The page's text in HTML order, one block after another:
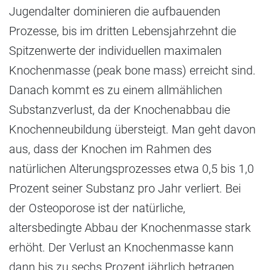
Jugendalter dominieren die aufbauenden
Prozesse, bis im dritten Lebensjahrzehnt die
Spitzenwerte der individuellen maximalen
Knochenmasse (peak bone mass) erreicht sind.
Danach kommt es zu einem allmählichen
Substanzverlust, da der Knochenabbau die
Knochenneubildung übersteigt. Man geht davon
aus, dass der Knochen im Rahmen des
natürlichen Alterungsprozesses etwa 0,5 bis 1,0
Prozent seiner Substanz pro Jahr verliert. Bei
der Osteoporose ist der natürliche,
altersbedingte Abbau der Knochenmasse stark
erhöht. Der Verlust an Knochenmasse kann